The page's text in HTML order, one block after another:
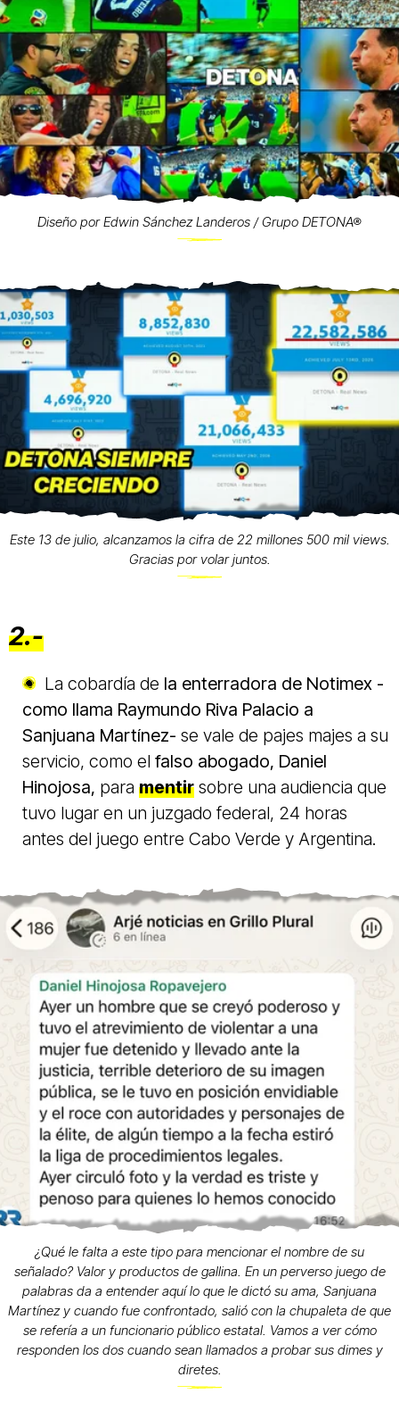
Diseño por Edwin Sánchez Landeros / Grupo DETONA®
Este 13 de julio, alcanzamos la cifra de 22 millones 500 mil views.
Gracias por volar juntos.
2.-
La cobardía de la enterradora de Notimex -
como llama Raymundo Riva Palacio a
Sanjuana Martínez- se vale de pajes majes a su
servicio, como el falso abogado, Daniel
Hinojosa, para mentir sobre una audiencia que
tuvo lugar en un juzgado federal, 24 horas
antes del juego entre Cabo Verde y Argentina.
¿Qué le falta a este tipo para mencionar el nombre de su
señalado? Valor y productos de gallina. En un perverso juego de
palabras da a entender aquí lo que le dictó su ama, Sanjuana
Martínez y cuando fue confrontado, salió con la chupaleta de que
se refería a un funcionario público estatal. Vamos a ver cómo
responden los dos cuando sean llamados a probar sus dimes y
diretes.